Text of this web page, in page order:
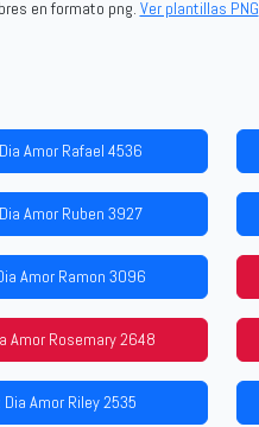
en formato png. Ver plantillas PNG
Amor Rafael 4536
Amor Ruben 3927
Amor Ramon 3096
Amor Rosemary 2648
Dia Amor Riley 2535